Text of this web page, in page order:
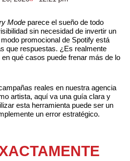
Mode parece el sueño de todo
sin necesidad de invertir un
promocional de Spotify está
que respuestas. ¿Es realmente
qué casos puede frenar más de lo
reales en nuestra agencia
artista, aquí va una guía clara y
esta herramienta puede ser un
un error estratégico.